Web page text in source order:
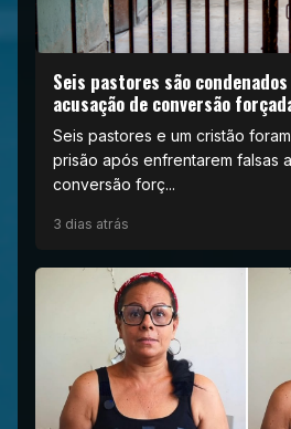
Seis pastores são
acusação de conversão
Seis pastores e um cristão
prisão após enfrentarem falsas
conversão forç...
3 dias atrás